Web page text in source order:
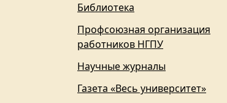
Библиотека
Профсоюзная организация
работников НГПУ
Научные журналы
Газета «Весь университет»